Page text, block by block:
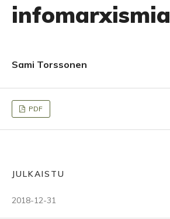
infomarxismia
Sami Torssonen
PDF
JULKAISTU
2018-12-31